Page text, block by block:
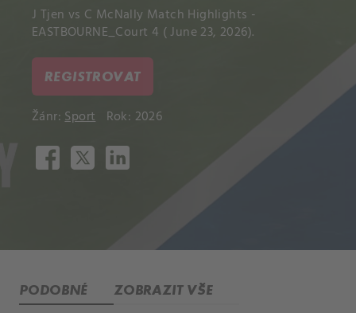
J Tjen vs C McNally Match Highlights -
EASTBOURNE_Court 4 ( June 23, 2026).
REGISTROVAT
Žánr:Sport Rok: 2026
PODOBNÉ ZOBRAZIT VŠE